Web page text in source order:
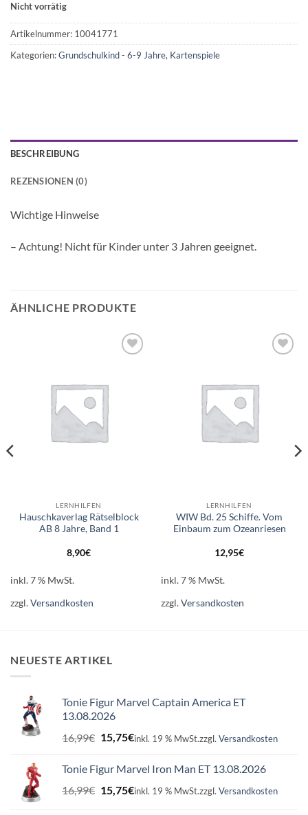
Nicht vorrätig
Artikelnummer: 10041771
Kategorien:Grundschulkind - 6-9 Jahre, Kartenspiele
BESCHREIBUNG
REZENSIONEN (0)
Wichtige Hinweise
– Achtung! Nicht für Kinder unter 3 Jahren geeignet.
ÄHNLICHE PRODUKTE
LERNHILFEN
Hauschkaverlag Rätselblock
AB 8 Jahre, Band 1
8,90€
inkl. 7 % MwSt.
zzgl.Versandkosten
LERNHILFEN
WIW Bd. 25 Schiffe. Vom
Einbaum zum Ozeanriesen
12,95€
inkl. 7 % MwSt.
zzgl.Versandkosten
NEUESTE ARTIKEL
Tonie Figur Marvel Captain America ET
13.08.2026
16,99€ Ursprünglicher
16,99€
15,75€Aktueller
15,75€.
inkl. 19 % MwSt.zzgl. Versandkosten
Tonie Figur Marvel Iron Man ET 13.08.2026
16,99€ Ursprünglicher
Preis
15,75€Aktueller
inkl. 19 % MwSt.zzgl. Versandkosten